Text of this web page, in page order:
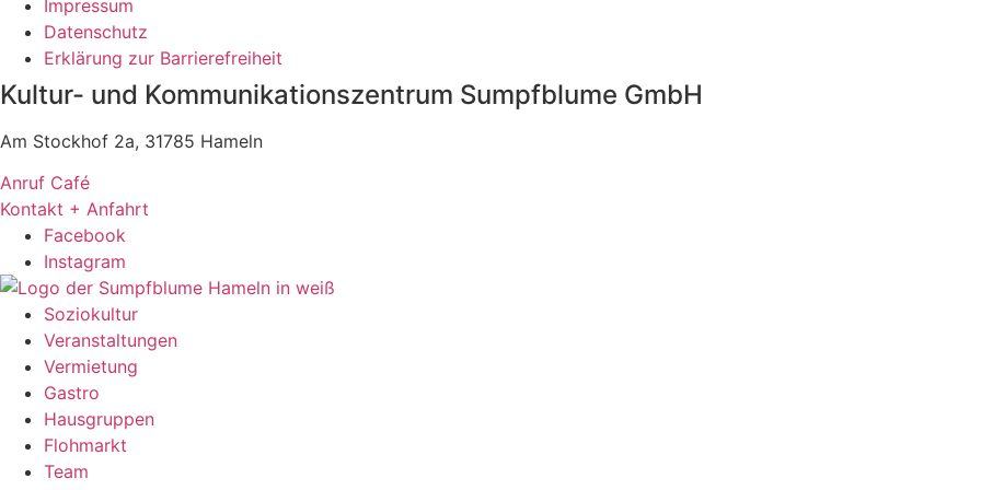
Impressum
Datenschutz
Erklärung zur Barrierefreiheit
Kultur- und Kommunikationszentrum Sumpfblume GmbH
Am Stockhof 2a, 31785 Hameln
Anruf Café
Kontakt + Anfahrt
Facebook
Instagram
Soziokultur
Veranstaltungen
Vermietung
Gastro
Hausgruppen
Flohmarkt
Team